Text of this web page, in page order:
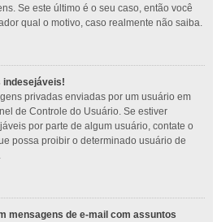
Se este último é o seu caso, então você
qual o motivo, caso realmente não saiba.
indesejáveis!
privadas enviadas por um usuário em
de Controle do Usuário. Se estiver
por parte de algum usuário, contate o
possa proibir o determinado usuário de
mensagens de e-mail com assuntos